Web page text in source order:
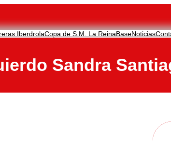
IberdrolaCopa de S.M. La ReinaBaseNoticias
Sandra